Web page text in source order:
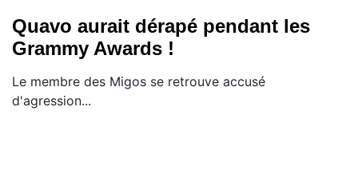
Quavo aurait dérapé pendant les
Grammy Awards !
Le membre des Migos se retrouve accusé
d'agression...